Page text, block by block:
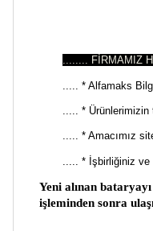
........ FİRMAMIZ
..... * Alfamaks
..... *
..... * Amacımız
..... * İşbirliğiniz ve
Yeni alınan
işleminden sonra